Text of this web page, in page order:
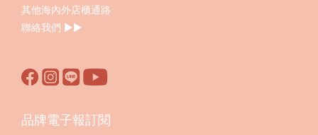
其他海內外店櫃通路
聯絡我們 ▶︎▶︎
品牌電子報訂閱